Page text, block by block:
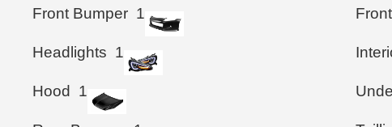
Front Bumper 1
Headlights 1
Hood 1